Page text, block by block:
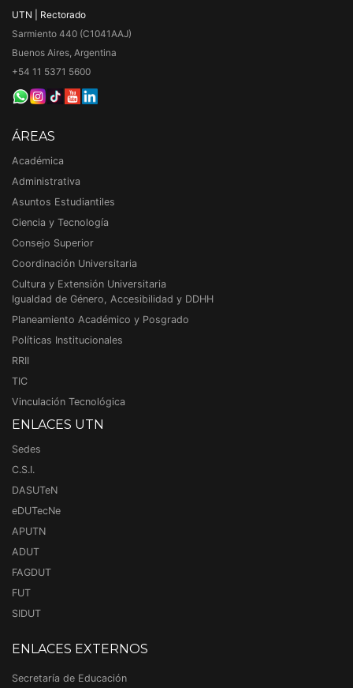
UTN | Rectorado
Sarmiento 440 (C1041AAJ)
Buenos Aires, Argentina
+54 11 5371 5600
ÁREAS
Académica
Administrativa
Asuntos Estudiantiles
Ciencia y Tecnología
Consejo Superior
Coordinación Universitaria
Cultura y Extensión Universitaria
Igualdad de Género, Accesibilidad y DDHH
Planeamiento Académico y Posgrado
Políticas Institucionales
RRII
TIC
Vinculación Tecnológica
ENLACES UTN
Sedes
C.S.I.
DASUTeN
eDUTecNe
APUTN
ADUT
FAGDUT
FUT
SIDUT
ENLACES EXTERNOS
Secretaría de Educación